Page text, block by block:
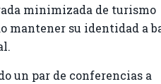
minimizada de turismo
mantener su identidad a
un par de conferencias a